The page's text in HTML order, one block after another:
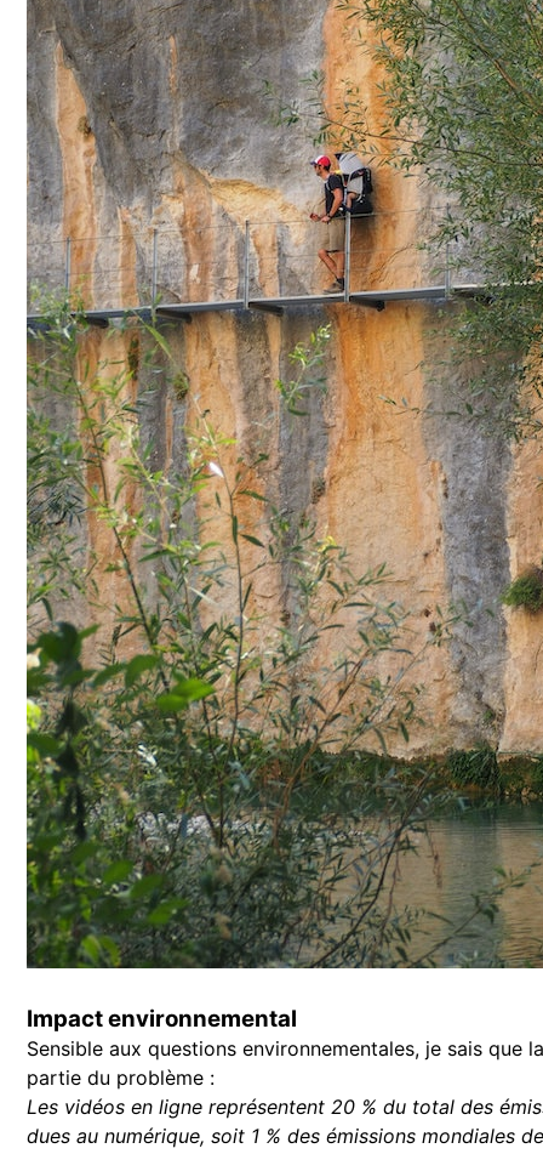
Impact environnemental
Sensible aux questions environnementales, je sais que
partie du problème :
Les vidéos en ligne représentent 20 % du total des
dues au numérique, soit 1 % des émissions mondiales